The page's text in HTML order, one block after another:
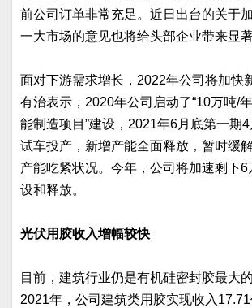
前公司订单非常充足。近日出台的关于
一大市场的意见也将给头部企业带来显
面对下游需求增长，2022年公司将加快
有治表示，2020年公司启动了“10万吨/
能制造项目”建设，2021年6月底第一期
试车投产，新增产能全面释放，暂时缓
产能吃紧状况。今年，公司将加速剩下6
设和释放。
光伏用胶收入增幅较快
目前，建筑行业仍是有机硅密封胶最大
2021年，公司建筑类用胶实现收入